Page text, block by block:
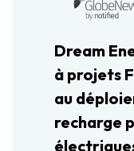
Dream
à projets
au
recharge